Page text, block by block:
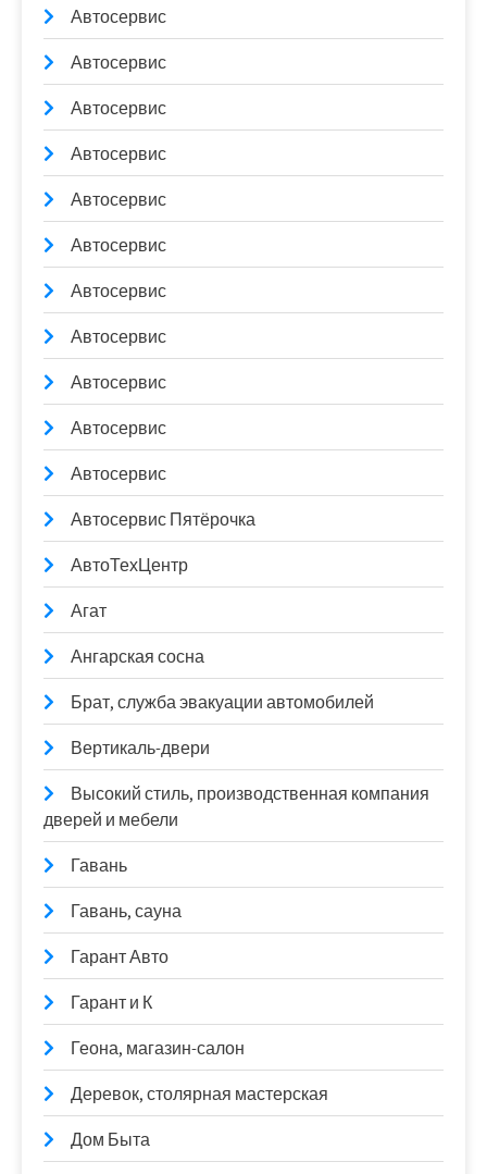
Автосервис
Автосервис
Автосервис
Автосервис
Автосервис
Автосервис
Автосервис
Автосервис
Автосервис
Автосервис
Автосервис
Автосервис Пятёрочка
АвтоТехЦентр
Агат
Ангарская сосна
Брат, служба эвакуации автомобилей
Вертикаль-двери
Высокий стиль, производственная компания
дверей и мебели
Гавань
Гавань, сауна
Гарант Авто
Гарант и К
Геона, магазин-салон
Деревок, столярная мастерская
Дом Быта